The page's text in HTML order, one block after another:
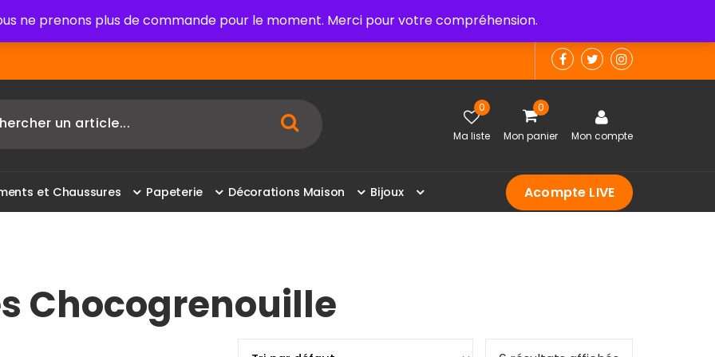
ne prenons plus de commande pour le moment. Merci pour votre compréhension.
0
Ma liste
0
Mon panier Mon compte
ents et Chaussures Papeterie Décorations Maison Bijoux Acompte LIVE
Chocogrenouille